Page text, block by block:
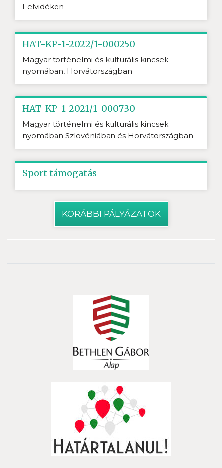
Felvidéken
HAT-KP-1-2022/1-000250
Magyar történelmi és kulturális kincsek
nyomában, Horvátországban
HAT-KP-1-2021/1-000730
Magyar történelmi és kulturális kincsek
nyomában Szlovéniában és Horvátországban
Sport támogatás
KORÁBBI PÁLYÁZATOK